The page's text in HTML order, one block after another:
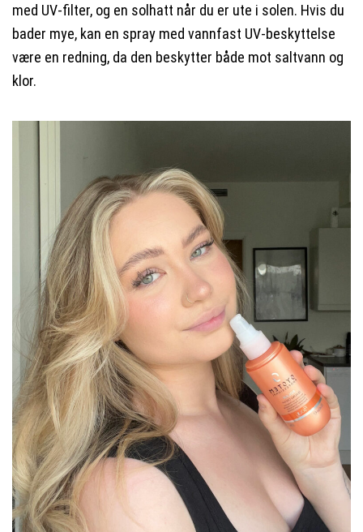
med UV-filter, og en solhatt når du er ute i solen. Hvis du
bader mye, kan en spray med vannfast UV-beskyttelse
være en redning, da den beskytter både mot saltvann og
klor.